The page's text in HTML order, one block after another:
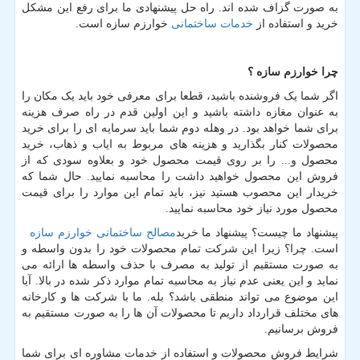
به صورت گزاف شده اند. راه حل پیشنهادی ما برای رفع این مشکل
خرید و استفاده از خدمات ساختمانی خوارزم سازه است.
چرا خوارزم سازه ؟
اگر شما یک فروشنده باشید، قطعا برای معرفی خود باید یک مکان را
به عنوان مغازه داشته باشید و این اولین قدم در راه صرف هزینه
برای شما خواهد بود. در وهله دوم شما باید سرمایه ای را برای خرید
محصولات کنار بگذارید و هزینه های مربوط به ایاب و ذهاب، خرید
محصول و... را بر روی قیمت محصول خود و بعلاوه سودی که از
فروش این محصول خواهید داشت را محاسبه نمایید. حال شما که
خریدار این محصوب هستید نیز، باید تمام این موارد را برای قیمت
محصول مورد نیاز خود محاسبه نمایید.
پیشنهاد ما چیست؟ پیشنهاد ما خرید مصالح ساختمانی خوارزم سازه
است. چرا؟ زیرا این شرکت تمام محصولات خود را بدون واسطه و
به صورت مستقیم از تولید به مصرف با حذف واسطه ها ارائه می
نماید و این یعنی عدم نیاز به محاسبه تمام موارد ذکر شده در بالا. آیا
این موضوع می تواند منطقی باشد؟ بله. ما با شرکت ها و کارخانه
های مختلف قرارداد داریم تا محصولات آن ها را به صورت مستقیم به
فروش برسانیم.
شرایط فروش محصولات و استفاده از خدمات مشاوره ای برای شما